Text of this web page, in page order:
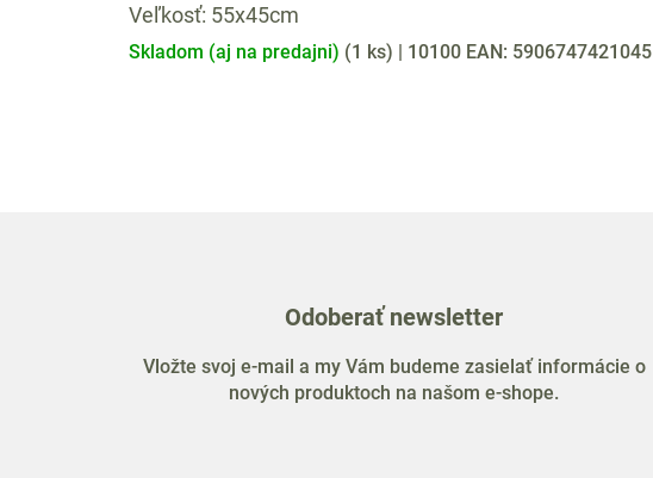
Veľkosť: 55x45cm
Skladom (aj na predajni) (1 ks) | 10100 EAN: 5906747421045
Odoberať newsletter
Vložte svoj e-mail a my Vám budeme zasielať informácie o
nových produktoch na našom e-shope.